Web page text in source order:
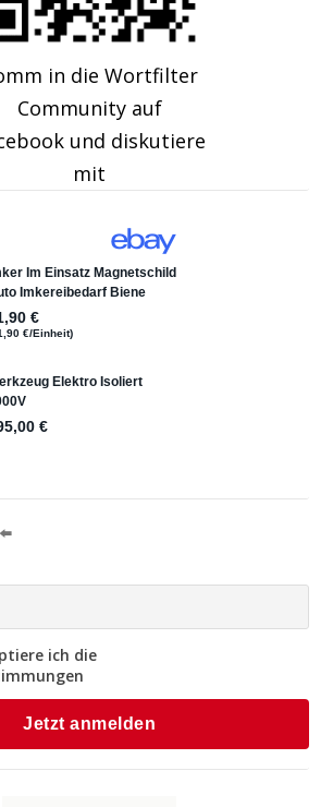
in die Wortfilter
Community auf
und diskutiere
mit
ich die